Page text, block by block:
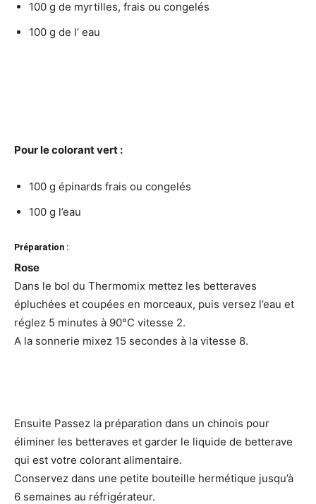
100 g de myrtilles, frais ou congelés
100 g de l’ eau
Pour le colorant vert :
100 g épinards frais ou congelés
100 g l’eau
Préparation :
Rose
Dans le bol du Thermomix mettez les betteraves
épluchées et coupées en morceaux, puis versez l’eau et
réglez 5 minutes à 90°C vitesse 2.
A la sonnerie mixez 15 secondes à la vitesse 8.
Ensuite Passez la préparation dans un chinois pour
éliminer les betteraves et garder le liquide de betterave
qui est votre colorant alimentaire.
Conservez dans une petite bouteille hermétique jusqu’à
6 semaines au réfrigérateur.